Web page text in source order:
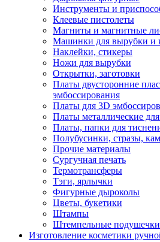
Инструменты и
Клеевые пистолеты
Магниты и магнитные
Машинки для вырубки и
Наклейки, стикеры
Ножи для вырубки
Открытки, заготовки
Платы двусторонние
эмбоссирования
Платы для 3D
Платы металлические
Платы, папки для
Полубусинки, стразы,
Прочие материалы
Сургучная печать
Термотрансферы
Тэги, ярлычки
Фигурные дыроколы
Цветы, букетики
Штампы
Штемпельные подушечки
Изготовление косметики